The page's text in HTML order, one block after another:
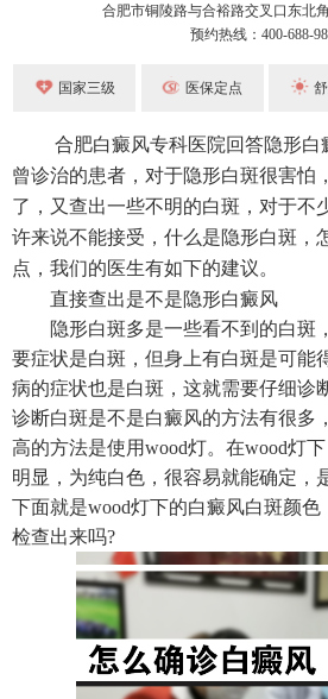
合肥市铜陵路与合裕路交叉口东北
预约热线：400-688-
国家三级 医保定点
合肥白癜风专科医院回答隐形白
曾诊治的患者，对于隐形白斑很害怕
了，又查出一些不明的白斑，对于不
许来说不能接受，什么是隐形白斑，
点，我们的医生有如下的建议。
直接查出是不是隐形白癜风
隐形白斑多是一些看不到的白斑
要症状是白斑，但身上有白斑是可能
病的症状也是白斑，这就需要仔细诊
诊断白斑是不是白癜风的方法有很多
高的方法是使用wood灯。在wood灯
明显，为纯白色，很容易就能确定，
下面就是wood灯下的白癜风白斑颜
检查出来吗?